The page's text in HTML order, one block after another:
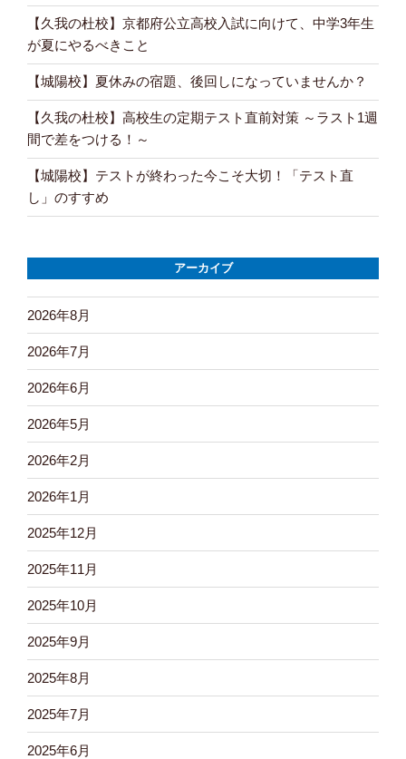
【久我の杜校】京都府公立高校入試に向けて、中学3年生
が夏にやるべきこと
【城陽校】夏休みの宿題、後回しになっていませんか？
【久我の杜校】高校生の定期テスト直前対策 ～ラスト1週
間で差をつける！～
【城陽校】テストが終わった今こそ大切！「テスト直
し」のすすめ
アーカイブ
2026年8月
2026年7月
2026年6月
2026年5月
2026年2月
2026年1月
2025年12月
2025年11月
2025年10月
2025年9月
2025年8月
2025年7月
2025年6月